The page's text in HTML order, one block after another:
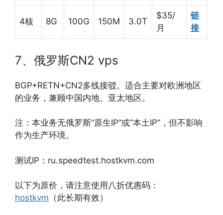
4核 8G 100G 150M 3.0T
$35/
月
链
接
7、俄罗斯CN2 vps
BGP+RETN+CN2多线接驳。适合主要对欧洲地区
的业务，兼顾中国内地、亚太地区。
注：本业务无俄罗斯“原生IP”或”本土IP”，但不影响
作为生产环境。
测试IP：ru.speedtest.hostkvm.com
以下为原价，请注意使用八折优惠码：
hostkvm （此长期有效）